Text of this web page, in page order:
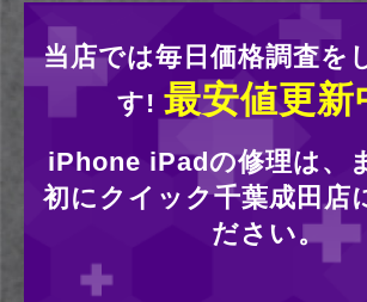
当店では毎日価格調査を
す! 最安値更新
iPhone iPadの修理は、
初にクイック千葉成田店
ださい。